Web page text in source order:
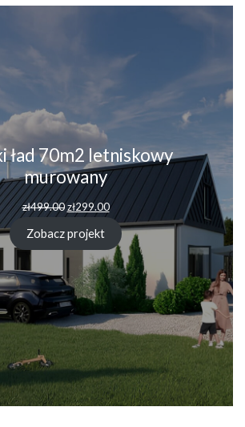
ład 70m2 letniskowy
murowany
zł499.00Pierwotna
cena
wynosiła:
zł499.00.
zł299.00Aktualna
cena
wynosi:
zł299.00.
Zobacz projekt